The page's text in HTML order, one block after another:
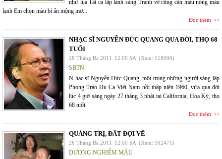
như lụa Tất cả lấp lánh sáng Tranh vẽ cũng cần màu nóng màu
lạnh Em chọn màu bí ẩn mộng mơ...
Đọc thêm
NHẠC SĨ NGUYỄN ĐỨC QUANG QUA ĐỜI, THỌ 68
TUỔI
28 Tháng Ba 2011 12:00 SA (Xem: 118096)
SBTN
N hạc sĩ Nguyễn Đức Quang, một trong những người sáng lập
Phong Trào Du Ca Việt Nam hồi thập niên 1960, vừa qua đời
lúc 4 giờ sáng ngày 27 tháng 3 nhật tại California, Hoa Kỳ, thọ
68 tuổi.
Đọc thêm
QUẢNG TRỊ, ĐẤT ĐỢI VỀ
26 Tháng Ba 2011 12:00 SA (Xem: 102471)
DƯƠNG NGHIỄM MẬU